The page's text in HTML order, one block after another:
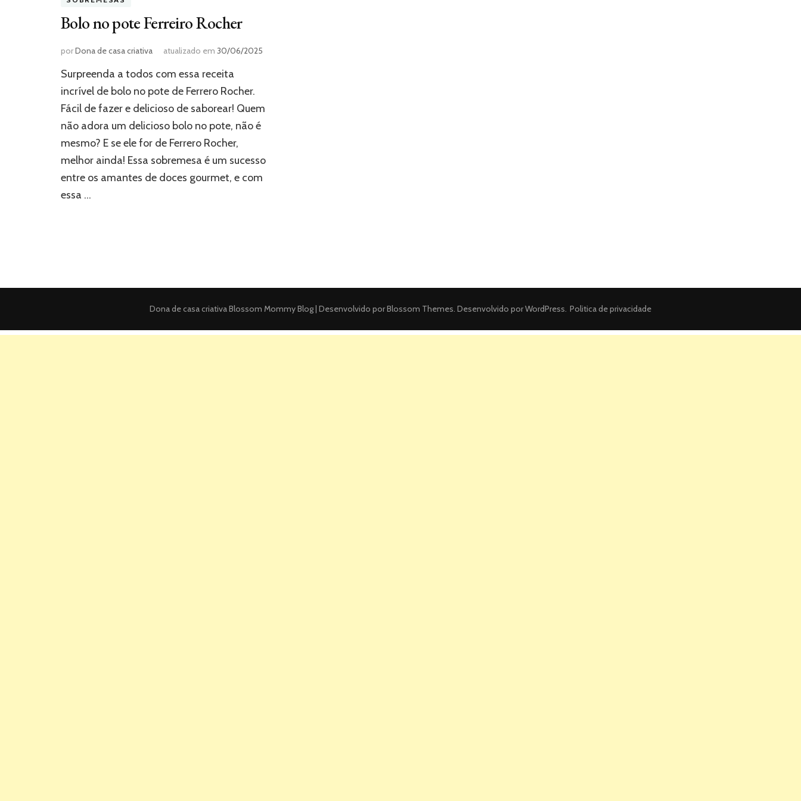
Bolo no pote Ferreiro Rocher
porDona de casa criativa atualizado em 30/06/2025
Surpreenda a todos com essa receita
incrível de bolo no pote de Ferrero Rocher.
Fácil de fazer e delicioso de saborear! Quem
não adora um delicioso bolo no pote, não é
mesmo? E se ele for de Ferrero Rocher,
melhor ainda! Essa sobremesa é um sucesso
entre os amantes de doces gourmet, e com
essa …
Dona de casa criativaBlossom Mommy Blog | Desenvolvido porBlossom Themes. Desenvolvido porWordPress. Politica de privacidade